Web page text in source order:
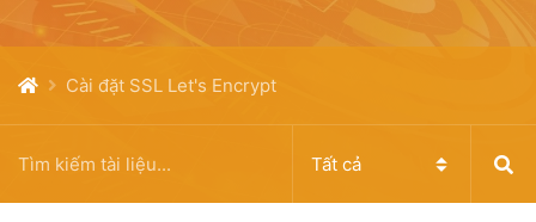
Cài đặt SSL Let's Encrypt